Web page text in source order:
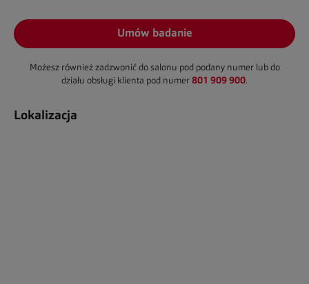
Umów badanie
Możesz również zadzwonić do salonu pod podany numer lub do
działu obsługi klienta pod numer 801 909 900.
Lokalizacja